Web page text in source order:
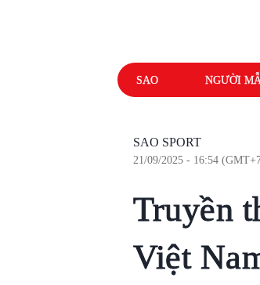
SAO NGƯỜI
SAO SPORT
21/09/2025 - 16:54
Truyền
Việt